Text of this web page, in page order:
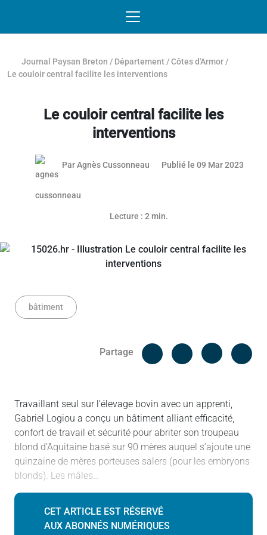
Journal Paysan Breton / Département /Côtes d'Armor /
Le couloir central facilite les interventions
Le couloir central facilite les
interventions
Article réservé aux abonnés
ParAgnès Cussonneau Publié le 09 Mar 2023
Lecture : 2 min.
bâtiment
Partage
Facebook
Travaillant seul sur l’élevage bovin avec un apprenti,
Gabriel Logiou a conçu un bâtiment alliant efficacité,
confort de travail et sécurité pour abriter son troupeau
blond d’Aquitaine basé sur 90 mères auquel s’ajoute une
quinzaine de mères porteuses salers (pour les embryons
blonds). Les mâles…
CET ARTICLE EST RÉSERVÉ
AUX ABONNÉS NUMÉRIQUES